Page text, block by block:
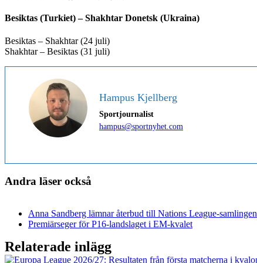
Besiktas (Turkiet) – Shakhtar Donetsk (Ukraina)
Besiktas – Shakhtar (24 juli)
Shakhtar – Besiktas (31 juli)
Hampus Kjellberg
Sportjournalist
hampus@sportnyhet.com
Andra läser också
Anna Sandberg lämnar återbud till Nations League-samlingen
Premiärseger för P16-landslaget i EM-kvalet
Relaterade inlägg